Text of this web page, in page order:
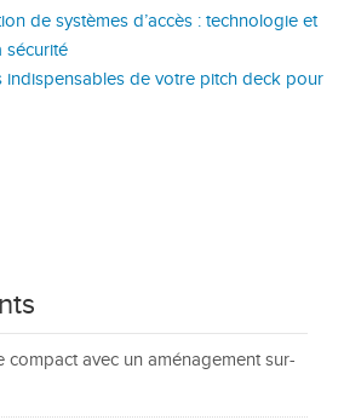
de systèmes d’accès : technologie et
sécurité
indispensables de votre pitch deck pour
compact avec un aménagement sur-